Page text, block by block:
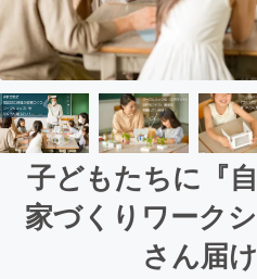
子どもたちに『
家づくりワーク
さん届